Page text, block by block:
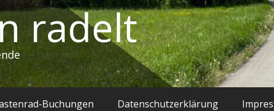
radelt
Buchungen Datenschutzerklärung